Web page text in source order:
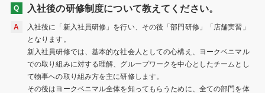
入社後の研修制度について教えてください。
入社後に「新入社員研修」を行い、その後「部門研修」「店舗実習」
となります。
新入社員研修では、基本的な社会人としての心構え、ヨークベニマル
での取り組みに対する理解、グループワークを中心としたチームとし
て物事への取り組み方を主に研修します。
その後はヨークベニマル全体を知ってもらうために、全ての部門を体